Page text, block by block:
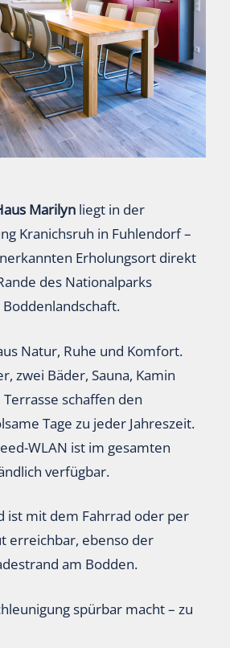
Marilyn liegt in der
Kranichsruh in Fuhlendorf –
Erholungsort direkt
des Nationalparks
Natur, Ruhe und Komfort.
zwei Bäder, Sauna, Kamin
schaffen den
Tage zu jeder Jahreszeit.
WLAN ist im gesamten
verfügbar.
ist mit dem Fahrrad oder per
erreichbar, ebenso der
am Bodden.
spürbar macht – zu